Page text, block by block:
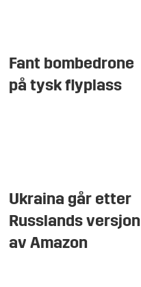
Fant bombedrone
på tysk flyplass
Ukraina går etter
Russlands versjon
av Amazon